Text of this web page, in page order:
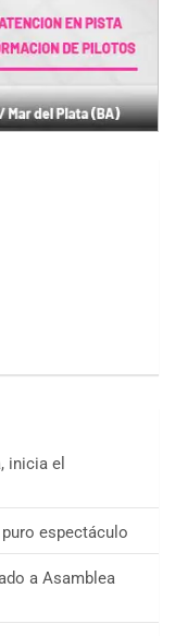
inicia el
puro espectáculo
a Asamblea